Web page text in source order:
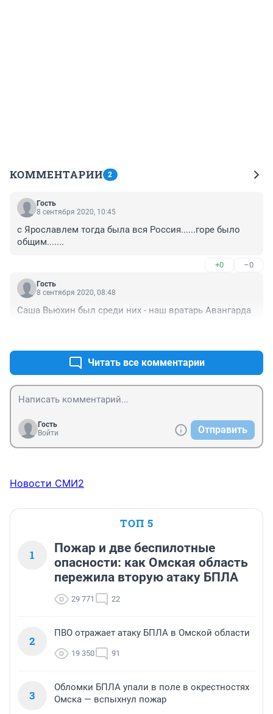
КОММЕНТАРИИ 2
Гость
8 сентября 2020, 10:45
с Ярославлем тогда была вся Россия......горе было
общим.......
+0 –0
Гость
8 сентября 2020, 08:48
Саша Вьюхин был среди них - наш вратарь Авангарда
Читать все комментарии
Гость
Войти
Отправить
Новости СМИ2
ТОП 5
1
Пожар и две беспилотные
опасности: как Омская область
пережила вторую атаку БПЛА
29 771 22
2
ПВО отражает атаку БПЛА в Омской области
19 350 91
3
Обломки БПЛА упали в поле в окрестностях
Омска — вспыхнул пожар